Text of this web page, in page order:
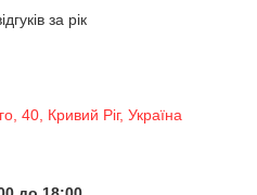
за рік
40, Кривий Ріг, Україна